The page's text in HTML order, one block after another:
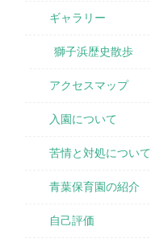
ギャラリー
獅子浜歴史散歩
アクセスマップ
入園について
苦情と対処について
青葉保育園の紹介
自己評価